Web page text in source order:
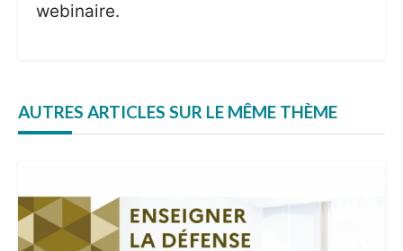
webinaire.
AUTRES ARTICLES SUR LE MÊME THÈME